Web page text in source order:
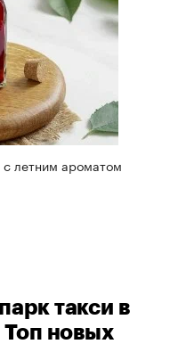
летним ароматом
такси в
Топ новых